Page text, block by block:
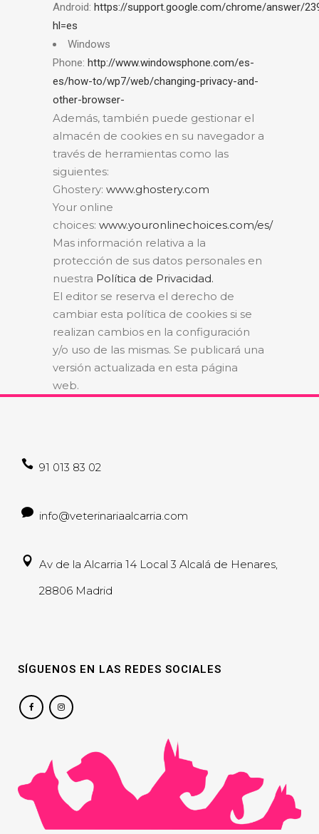
Android: https://support.google.com/chrome/answer/
hl=es
Windows
Phone: http://www.windowsphone.com/es-
es/how-to/wp7/web/changing-privacy-and-
other-browser-
Además, también puede gestionar el
almacén de cookies en su navegador a
través de herramientas como las
siguientes:
Ghostery: www.ghostery.com
Your online
choices: www.youronlinechoices.com/es/
Mas información relativa a la
protección de sus datos personales en
nuestra Política de Privacidad.
El editor se reserva el derecho de
cambiar esta política de cookies si se
realizan cambios en la configuración
y/o uso de las mismas. Se publicará una
versión actualizada en esta página
web.
91 013 83 02
info@veterinariaalcarria.com
Av de la Alcarria 14 Local 3 Alcalá de Henares,
28806 Madrid
SÍGUENOS EN LAS REDES SOCIALES